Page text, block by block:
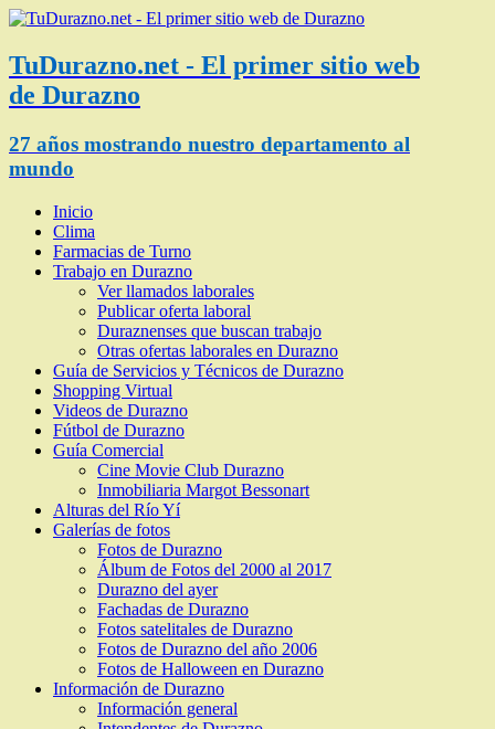
TuDurazno.net - El primer sitio web
de Durazno
27 años mostrando nuestro departamento al
mundo
Inicio
Clima
Farmacias de Turno
Trabajo en Durazno
Ver llamados laborales
Publicar oferta laboral
Duraznenses que buscan trabajo
Otras ofertas laborales en Durazno
Guía de Servicios y Técnicos de Durazno
Shopping Virtual
Videos de Durazno
Fútbol de Durazno
Guía Comercial
Cine Movie Club Durazno
Inmobiliaria Margot Bessonart
Alturas del Río Yí
Galerías de fotos
Fotos de Durazno
Álbum de Fotos del 2000 al 2017
Durazno del ayer
Fachadas de Durazno
Fotos satelitales de Durazno
Fotos de Durazno del año 2006
Fotos de Halloween en Durazno
Información de Durazno
Información general